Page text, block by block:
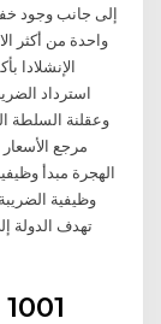
إلى جانب وجود
واحدة من أكثر
الإنشلادا
استرداد
وعقلنة السلطة
الهجرة مبدأ
وظيفية
تهدف الدولة